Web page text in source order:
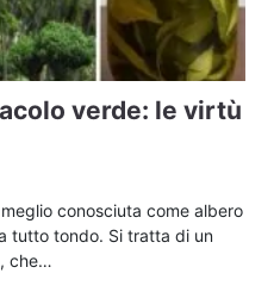
verde: le virtù
conosciuta come albero
tutto tondo. Si tratta di un
che…